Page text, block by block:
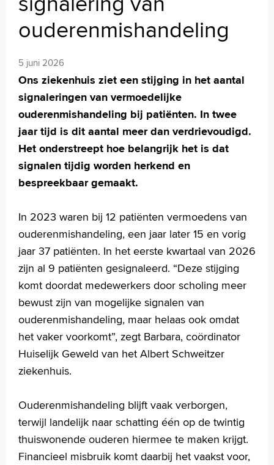
MijnASz
Verwijzers
Wetenschappelijk onderzoek
+
Voorleesfunctie
Language
Zoeken
Français
Polski
Türkçe
Arabisch
ouderenmishandeling
5 juni 2026
Ons ziekenhuis ziet een stijging in het aantal
signaleringen van vermoedelijke
ouderenmishandeling bij patiënten. In twee
jaar tijd is dit aantal meer dan verdrievoudigd.
Het onderstreept hoe belangrijk het is dat
signalen tijdig worden herkend en
bespreekbaar gemaakt.
In 2023 waren bij 12 patiënten vermoedens van
ouderenmishandeling, een jaar later 15 en vorig
jaar 37 patiënten. In het eerste kwartaal van 2026
zijn al 9 patiënten gesignaleerd. “Deze stijging
komt doordat medewerkers door scholing meer
bewust zijn van mogelijke signalen van
ouderenmishandeling, maar helaas ook omdat
het vaker voorkomt”, zegt Barbara, coördinator
Huiselijk Geweld van het Albert Schweitzer
ziekenhuis.
Ouderenmishandeling blijft vaak verborgen,
terwijl landelijk naar schatting één op de twintig
thuiswonende ouderen hiermee te maken krijgt.
Financieel misbruik komt daarbij het vaakst voor,